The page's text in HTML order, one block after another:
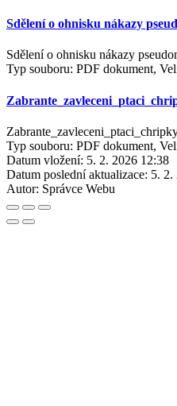
Sdělení o ohnisku nákazy
Sdělení o ohnisku nákazy
Typ souboru: PDF dokument,
Typ souboru: PDF dokument,
Datum vložení: 5. 2. 2026 12:38
Datum poslední aktualizace: 5. 2.
Autor: Správce Webu